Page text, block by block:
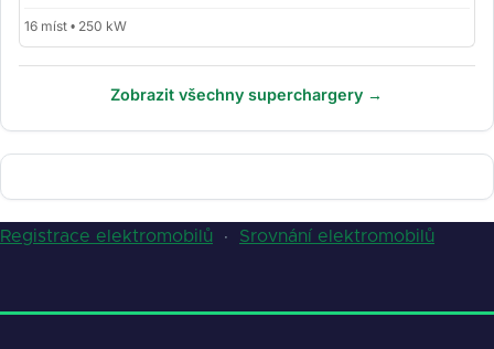
16 míst • 250 kW
Zobrazit všechny superchargery →
Registrace elektromobilů · Srovnání elektromobilů